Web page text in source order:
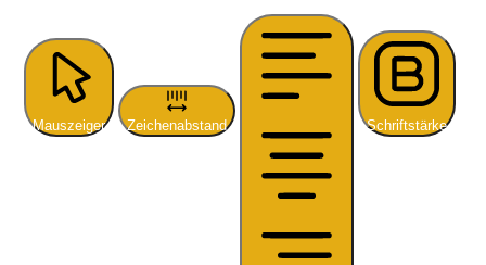
Mauszeiger Zeichenabstand Schriftstärke